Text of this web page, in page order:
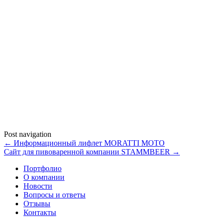
Post navigation
← Информационный лифлет MORATTI MOTO
Сайт для пивоваренной компании STAMMBEER →
Портфолио
О компании
Новости
Вопросы и ответы
Отзывы
Контакты